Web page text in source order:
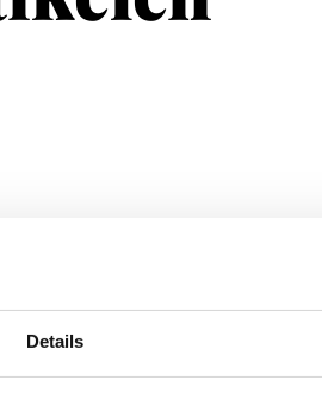
Details